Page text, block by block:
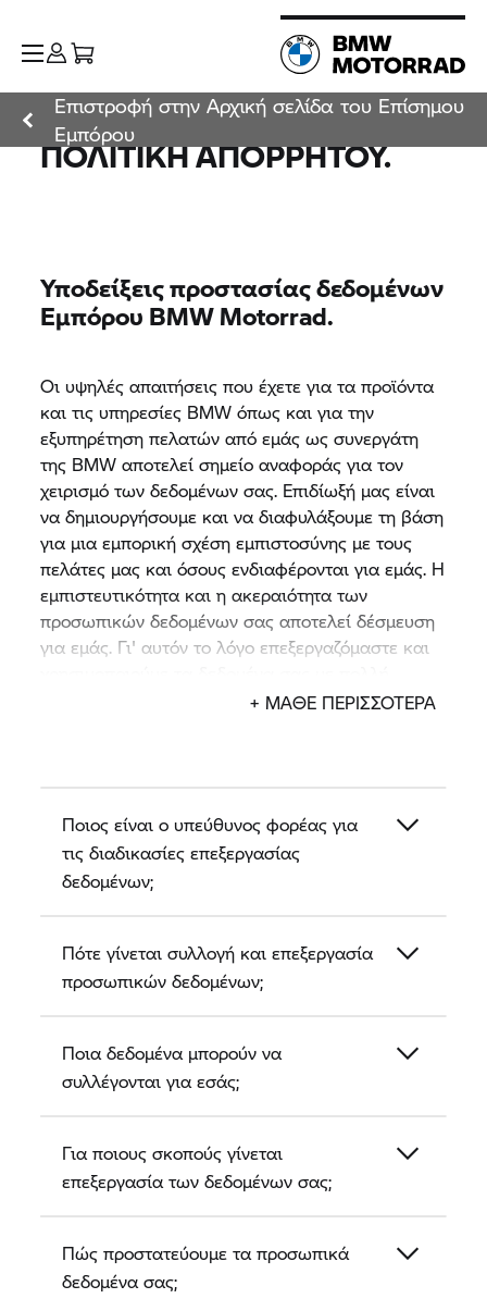
Επιστροφή στην Αρχική σελίδα του Επίσημου
Εμπόρου
ΠΟΛΙΤΙΚΉ ΑΠΟΡΡΉΤΟΥ.
Υποδείξεις προστασίας δεδομένων
Εμπόρου BMW Motorrad.
Οι υψηλές απαιτήσεις που έχετε για τα προϊόντα
και τις υπηρεσίες BMW όπως και για την
εξυπηρέτηση πελατών από εμάς ως συνεργάτη
της BMW αποτελεί σημείο αναφοράς για τον
χειρισμό των δεδομένων σας. Επιδίωξή μας είναι
να δημιουργήσουμε και να διαφυλάξουμε τη βάση
για μια εμπορική σχέση εμπιστοσύνης με τους
πελάτες μας και όσους ενδιαφέρονται για εμάς. Η
εμπιστευτικότητα και η ακεραιότητα των
προσωπικών δεδομένων σας αποτελεί δέσμευση
για εμάς. Γι' αυτόν το λόγο επεξεργαζόμαστε και
προσοχή, για τον εκάστοτε συγκεκριμένο σκοπό
Στις παρούσες υποδείξεις προστασίας δεδομένων
περιγράφεται στις επόμενες ενότητες ο τρόπος με
τον οποίο εμείς, η εταιρεία μοτοσικλετών
δεδομένα ως συνεργάτης της BMW.
+ ΜΑΘΕ ΠΕΡΙΣΣΟΤΕΡΑ
Ποιος είναι ο υπεύθυνος φορέας για
τις διαδικασίες επεξεργασίας
δεδομένων;
Πότε γίνεται συλλογή και επεξεργασία
προσωπικών δεδομένων;
Ποια δεδομένα μπορούν να
συλλέγονται για εσάς;
Για ποιους σκοπούς γίνεται
επεξεργασία των δεδομένων σας;
Πώς προστατεύουμε τα προσωπικά
δεδομένα σας;